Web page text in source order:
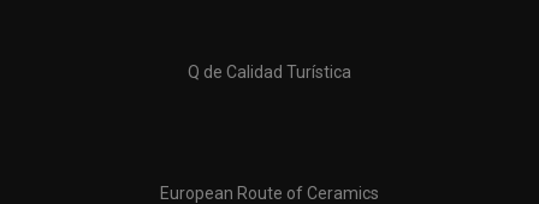
Q de Calidad Turística
European Route of Ceramics